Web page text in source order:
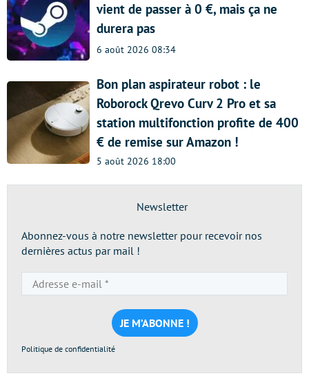
vient de passer à 0 €, mais ça ne
durera pas
6 août 2026 08:34
Bon plan aspirateur robot : le
Roborock Qrevo Curv 2 Pro et sa
station multifonction profite de 400
€ de remise sur Amazon !
5 août 2026 18:00
Newsletter
Abonnez-vous à notre newsletter pour recevoir nos
dernières actus par mail !
e-
mail
*
Politique de confidentialité